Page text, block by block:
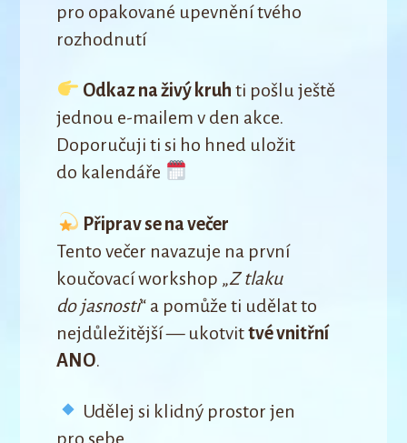
pro opakované upevnění tvého
rozhodnutí
Odkaz na živý kruh ti pošlu ještě
jednou e-mailem v den akce.
Doporučuji ti si ho hned uložit
do kalendáře
Připrav se na večer
Tento večer navazuje na první
koučovací workshop „Z tlaku
do jasnosti“ a pomůže ti udělat to
nejdůležitější — ukotvittvé vnitřní
ANO.
Udělej si klidný prostor jen
pro sebe.